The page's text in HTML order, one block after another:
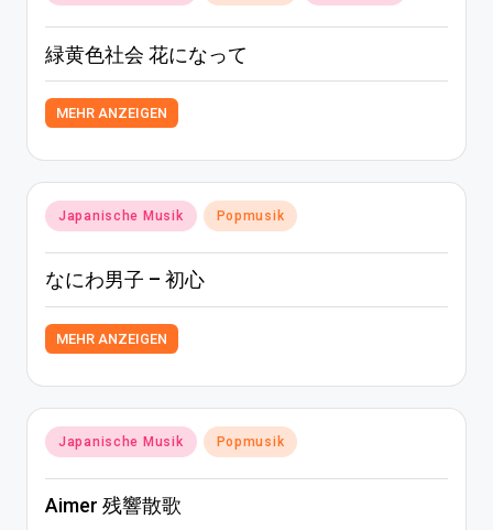
in
緑黄色社会 花になって
MEHR ANZEIGEN
Posted
in
Japanische Musik Popmusik
なにわ男子 – 初心
MEHR ANZEIGEN
Posted
in
Japanische Musik Popmusik
Aimer 残響散歌